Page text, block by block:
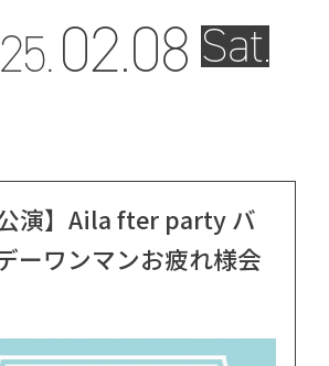
02.08 Sat.
公演】Aila fter party バ
ーワンマンお疲れ様会